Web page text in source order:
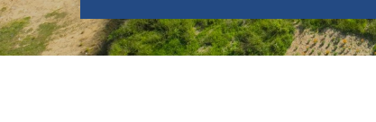
त्रि ज मा वी लुहापिङ
प्रशासनिक भवन